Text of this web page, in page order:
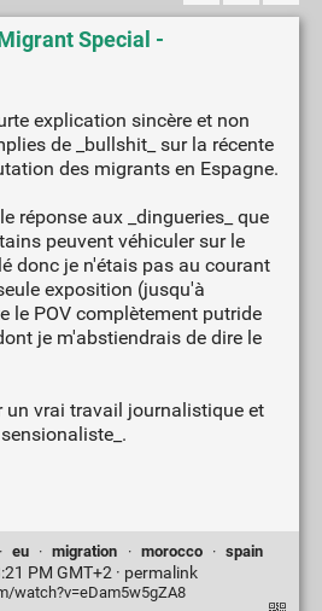
Special -
explication sincère et non
de _bullshit_ sur la récente
des migrants en Espagne.
réponse aux _dingueries_ que
peuvent véhiculer sur le
donc je n'étais pas au courant
exposition (jusqu'à
le POV complètement putride
je m'abstiendrais de dire le
un vrai travail journalistique et
· eu · migration · morocco · spain
PM GMT+2 · permalink
watch?v=eDam5w5gZA8